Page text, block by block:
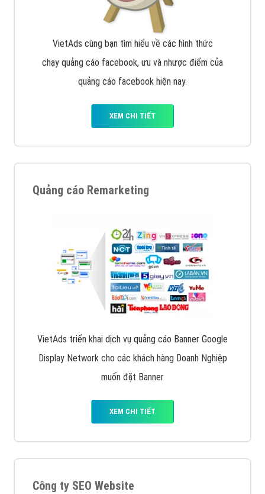
VietAds cùng bạn tìm hiểu về các hình thức
chạy quảng cáo facebook, ưu và nhược điểm của
quảng cáo facebook hiện nay.
XEM CHI TIẾT
Quảng cáo Remarketing
VietAds triển khai dịch vụ quảng cáo Banner Google
Display Network cho các khách hàng Doanh Nghiệp
muốn đặt Banner
XEM CHI TIẾT
Công ty SEO Website